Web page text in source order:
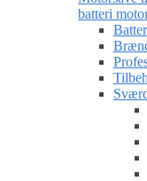
batteri